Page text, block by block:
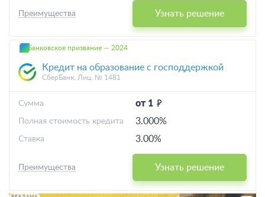
Узнать решение
Преимущества
Банковское призвание — 2024
Кредит на образование с господдержкой
СберБанк, Лиц. № 1481
от 1
Cумма
3.000%
Полная стоимость кредита
3.00%
Ставка
Узнать решение
Преимущества